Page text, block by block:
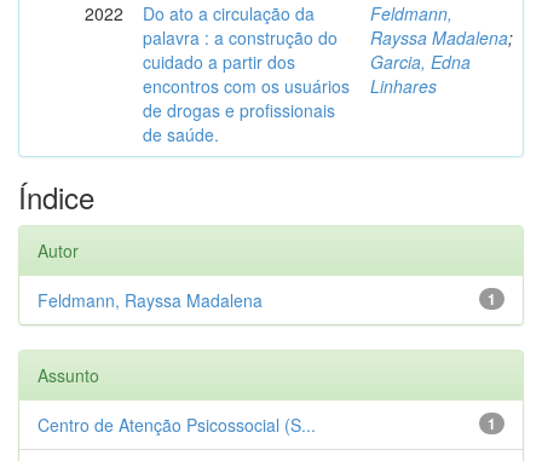
2022
Do ato a circulação da
palavra : a construção do
cuidado a partir dos
encontros com os usuários
de drogas e profissionais
de saúde.
Feldmann,
Rayssa Madalena;
Garcia, Edna
Linhares
Índice
Autor
1
Feldmann, Rayssa Madalena
Assunto
1
Centro de Atenção Psicossocial (S...